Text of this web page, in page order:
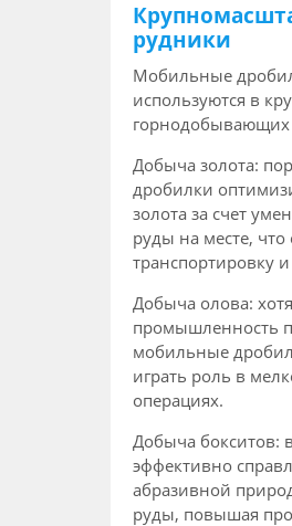
рудники
Мобильные
используются в
горнодобывающих
Добыча золота:
дробилки
золота за счет
руды на месте, что
транспортировку
Добыча олова:
промышленность
мобильные
играть роль в
операциях.
Добыча бокситов:
эффективно
абразивной
руды, повышая